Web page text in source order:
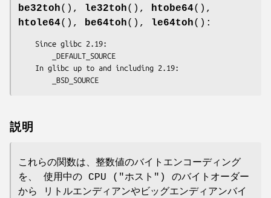
be32toh(), le32toh(), htobe64(),
htole64(), be64toh(), le64toh():
        _BSD_SOURCE
説明
これらの関数は、整数値のバイトエンコーディング
を、 使用中の CPU ("ホスト") のバイトオーダー
から リトルエンディアンやビッグエンディアンバイ